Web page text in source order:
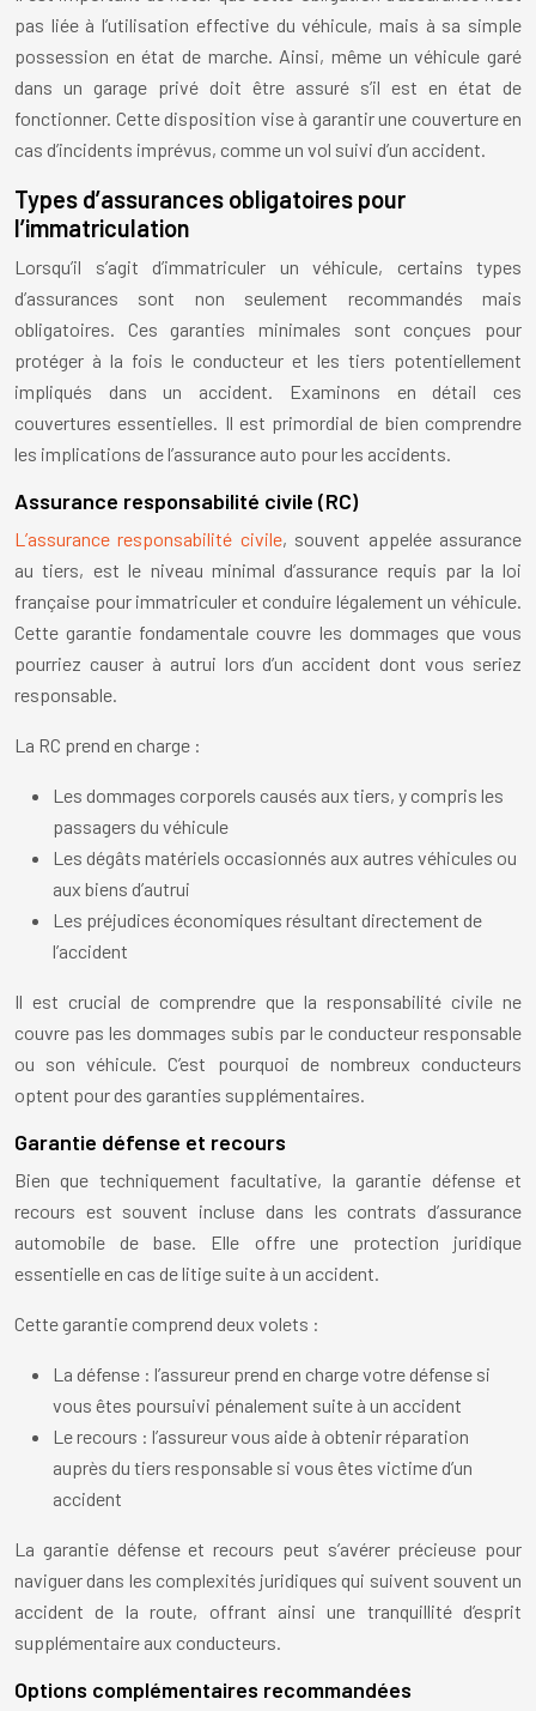
pas liée à l’utilisation effective du véhicule, mais à sa simple
possession en état de marche. Ainsi, même un véhicule garé
dans un garage privé doit être assuré s’il est en état de
fonctionner. Cette disposition vise à garantir une couverture en
cas d’incidents imprévus, comme un vol suivi d’un accident.
Types d’assurances obligatoires pour
l’immatriculation
Lorsqu’il s’agit d’immatriculer un véhicule, certains types
d’assurances sont non seulement recommandés mais
obligatoires. Ces garanties minimales sont conçues pour
protéger à la fois le conducteur et les tiers potentiellement
impliqués dans un accident. Examinons en détail ces
couvertures essentielles. Il est primordial de bien comprendre
les implications de l’assurance auto pour les accidents.
Assurance responsabilité civile (RC)
L’assurance responsabilité civile, souvent appelée assurance
au tiers, est le niveau minimal d’assurance requis par la loi
française pour immatriculer et conduire légalement un véhicule.
Cette garantie fondamentale couvre les dommages que vous
pourriez causer à autrui lors d’un accident dont vous seriez
responsable.
La RC prend en charge :
Les dommages corporels causés aux tiers, y compris les
passagers du véhicule
Les dégâts matériels occasionnés aux autres véhicules ou
aux biens d’autrui
Les préjudices économiques résultant directement de
l’accident
Il est crucial de comprendre que la responsabilité civile ne
couvre pas les dommages subis par le conducteur responsable
ou son véhicule. C’est pourquoi de nombreux conducteurs
optent pour des garanties supplémentaires.
Garantie défense et recours
Bien que techniquement facultative, la garantie défense et
recours est souvent incluse dans les contrats d’assurance
automobile de base. Elle offre une protection juridique
essentielle en cas de litige suite à un accident.
Cette garantie comprend deux volets :
La défense : l’assureur prend en charge votre défense si
vous êtes poursuivi pénalement suite à un accident
Le recours : l’assureur vous aide à obtenir réparation
auprès du tiers responsable si vous êtes victime d’un
accident
La garantie défense et recours peut s’avérer précieuse pour
naviguer dans les complexités juridiques qui suivent souvent un
accident de la route, offrant ainsi une tranquillité d’esprit
supplémentaire aux conducteurs.
Options complémentaires recommandées